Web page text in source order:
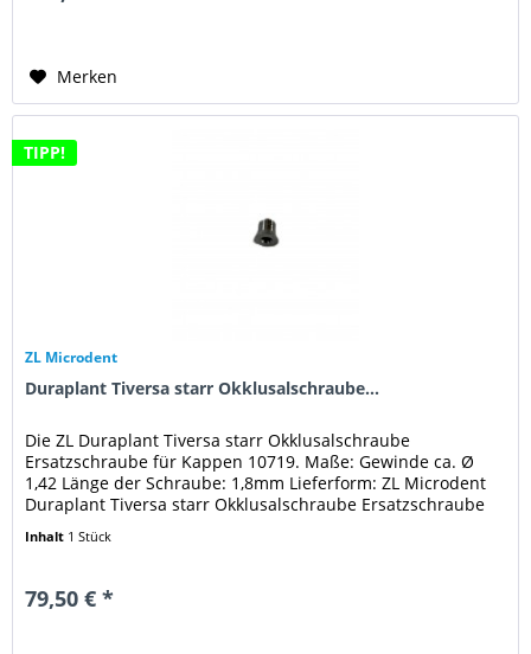
Merken
TIPP!
ZL Microdent
Duraplant Tiversa starr Okklusalschraube...
Die ZL Duraplant Tiversa starr Okklusalschraube
Ersatzschraube für Kappen 10719. Maße: Gewinde ca. Ø
1,42 Länge der Schraube: 1,8mm Lieferform: ZL Microdent
Duraplant Tiversa starr Okklusalschraube Ersatzschraube
Inhalt 1 Stück
79,50 € *